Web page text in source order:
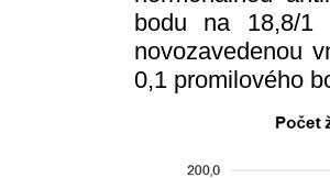
bodu na 18,8/1
novozavedenou
0,1 promilového